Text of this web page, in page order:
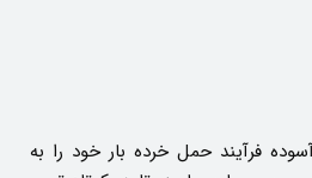
فرآیند حمل خرده بار خود را به